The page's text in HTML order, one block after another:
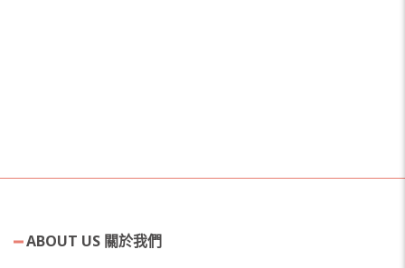
ABOUT US 關於我們